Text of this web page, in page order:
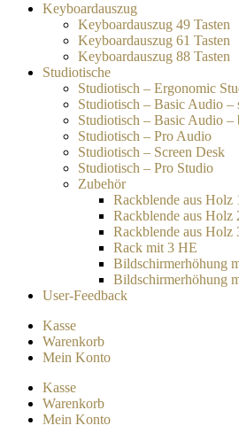
Keyboardauszug
Keyboardauszug 49 Tasten
Keyboardauszug 61 Tasten
Keyboardauszug 88 Tasten
Studiotische
Studiotisch – Ergonomic
Studiotisch – Basic Audio –
Studiotisch – Basic Audio –
Studiotisch – Pro Audio
Studiotisch – Screen Desk
Studiotisch – Pro Studio
Zubehör
Rackblende aus Holz
Rackblende aus Holz
Rackblende aus Holz
Rack mit 3 HE
Bildschirmerhöhung
Bildschirmerhöhung
User-Feedback
Kasse
Warenkorb
Mein Konto
Kasse
Warenkorb
Mein Konto